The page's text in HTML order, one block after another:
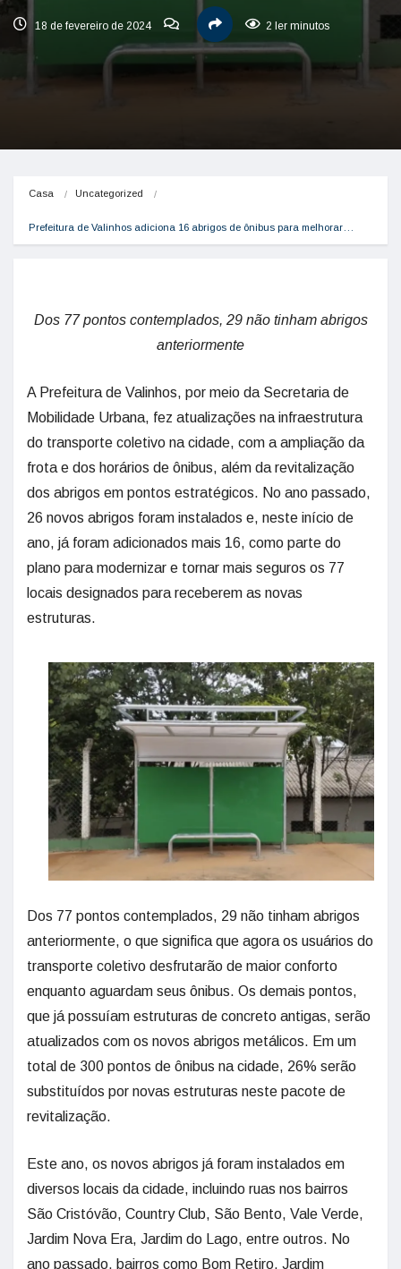
18 de fevereiro de 2024 2 ler minutos
Casa Uncategorized
Prefeitura de Valinhos adiciona 16 abrigos de ônibus para melhorar…
Dos 77 pontos contemplados, 29 não tinham abrigos
anteriormente
A Prefeitura de Valinhos, por meio da Secretaria de
Mobilidade Urbana, fez atualizações na infraestrutura
do transporte coletivo na cidade, com a ampliação da
frota e dos horários de ônibus, além da revitalização
dos abrigos em pontos estratégicos. No ano passado,
26 novos abrigos foram instalados e, neste início de
ano, já foram adicionados mais 16, como parte do
plano para modernizar e tornar mais seguros os 77
locais designados para receberem as novas
estruturas.
Dos 77 pontos contemplados, 29 não tinham abrigos
anteriormente, o que significa que agora os usuários do
transporte coletivo desfrutarão de maior conforto
enquanto aguardam seus ônibus. Os demais pontos,
que já possuíam estruturas de concreto antigas, serão
atualizados com os novos abrigos metálicos. Em um
total de 300 pontos de ônibus na cidade, 26% serão
substituídos por novas estruturas neste pacote de
revitalização.
Este ano, os novos abrigos já foram instalados em
diversos locais da cidade, incluindo ruas nos bairros
São Cristóvão, Country Club, São Bento, Vale Verde,
Jardim Nova Era, Jardim do Lago, entre outros. No
ano passado, bairros como Bom Retiro, Jardim